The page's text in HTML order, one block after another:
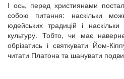
І ось, перед християнами
собою питання: наскільки
юдейських традицій і
культуру. Тобто, чи має
обрізатись і святкувати Йом-
читати Платона та шанувати